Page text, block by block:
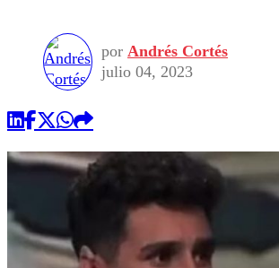
Torneo Internacional
Torneo Nacional
Internacional
Nacional
Programas
Comercial
por Andrés Cortés
julio 04, 2023